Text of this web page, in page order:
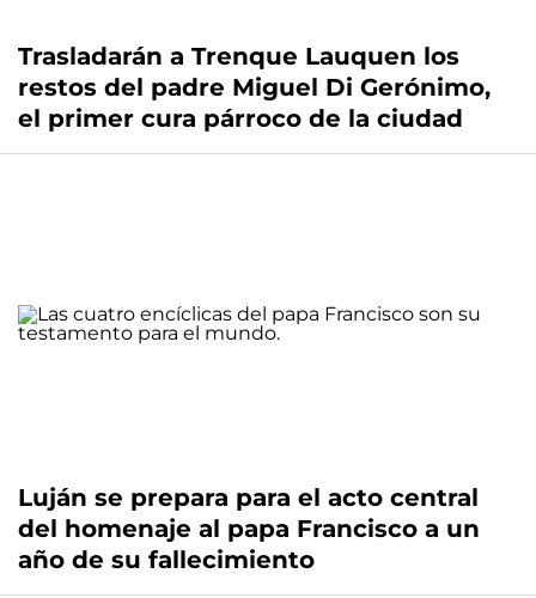
Trasladarán a Trenque Lauquen los
restos del padre Miguel Di Gerónimo,
el primer cura párroco de la ciudad
Luján se prepara para el acto central
del homenaje al papa Francisco a un
año de su fallecimiento